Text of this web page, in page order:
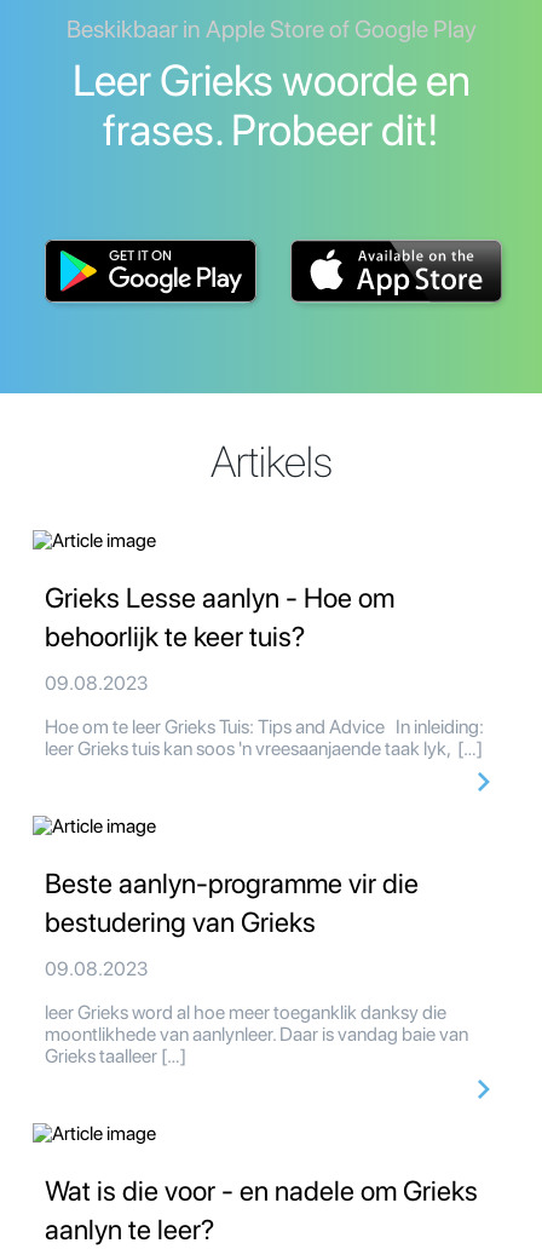
Beskikbaar in Apple Store of Google Play
Leer Grieks woorde en
frases. Probeer dit!
Artikels
Grieks Lesse aanlyn - Hoe om
behoorlijk te keer tuis?
09.08.2023
Hoe om te leer Grieks Tuis: Tips and Advice In inleiding:
leer Grieks tuis kan soos 'n vreesaanjaende taak lyk, […]
Beste aanlyn-programme vir die
bestudering van Grieks
09.08.2023
leer Grieks word al hoe meer toeganklik danksy die
moontlikhede van aanlynleer. Daar is vandag baie van
Grieks taalleer […]
Wat is die voor - en nadele om Grieks
aanlyn te leer?